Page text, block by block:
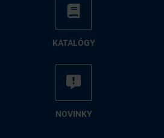
KA­TA­LÓ­GY
NO­VIN­KY